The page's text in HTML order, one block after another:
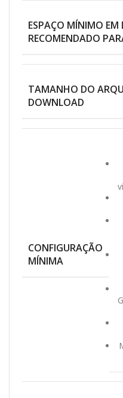
ESPAÇO MÍNIMO EM
RECOMENDADO
TAMANHO DO
DOWNLOAD
CONFIGURAÇÃO
MÍNIMA